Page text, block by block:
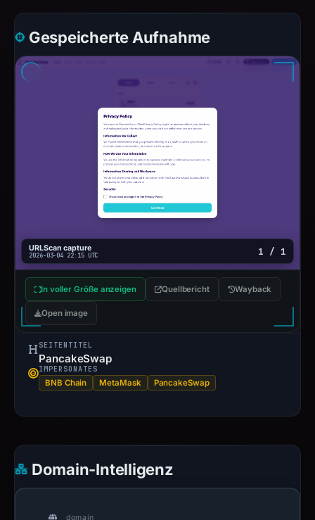
Gespeicherte Aufnahme
URLScan capture
2026-03-04 22:15 UTC 1 / 1
In voller Größe anzeigen Quellbericht Wayback
Open image
SEITENTITEL
PancakeSwap
IMPERSONATES
BNB Chain MetaMask PancakeSwap
Domain-Intelligenz
domain